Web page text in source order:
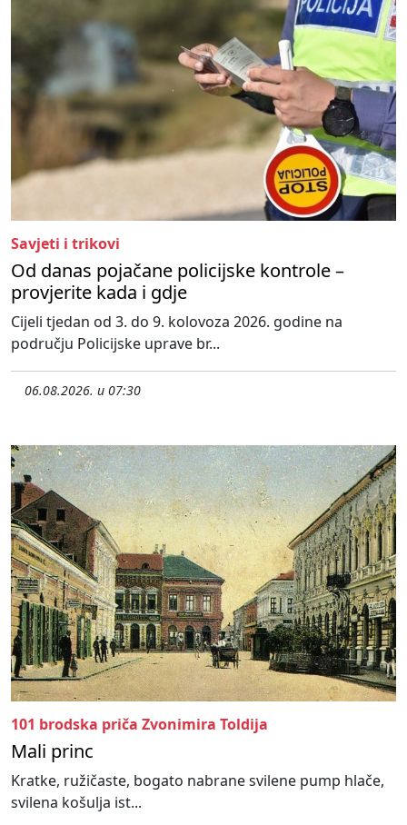
Savjeti i trikovi
Od danas pojačane policijske kontrole –
provjerite kada i gdje
Cijeli tjedan od 3. do 9. kolovoza 2026. godine na
području Policijske uprave br...
06.08.2026. u 07:30
101 brodska priča Zvonimira Toldija
Mali princ
Kratke, ružičaste, bogato nabrane svilene pump hlače,
svilena košulja ist...